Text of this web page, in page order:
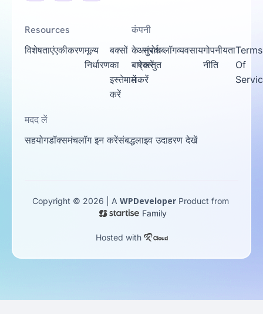
Resources
विशेषताएंएकीकरणमूल्य
निर्धारण
बक्सों
का
इस्तेमाल
करें
अनुरोध
प्रस्तुत
करें
कंपनी
के
बारे
में
संपर्क
करें
ब्लॉगव्यवसायगोपनीयता
नीति
Terms
Of
मदद लें
सहयोगडॉक्समंचलॉग इन करेंसंबद्धलाइव उदाहरण देखें
Copyright © 2026 | A WPDeveloperProduct from
Family
Hosted with